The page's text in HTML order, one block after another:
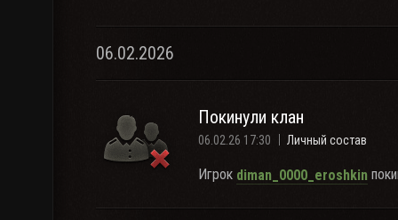
06.02.2026
Покинули клан
06.02.26 17:30 Личный состав
Игрок diman_0000_eroshkin